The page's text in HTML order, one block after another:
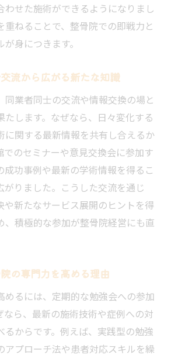
わせた施術ができるようになりまし
重ねることで、整骨院での即戦力と
身につきます。
流から広がる新たな知識
同業者同士の交流や情報交換の場と
たします。なぜなら、日々変化する
に関する最新情報を共有し合えるか
でのセミナーや意見交換会に参加す
成功事例や最新の学術情報を得るこ
がりました。こうした交流を通じ
や新たなサービス展開のヒントを得
、積極的な参加が整骨院経営にも直
の専門力を高める理由
めるには、定期的な勉強会への参加
なら、最新の施術技術や症例への対
るからです。例えば、実践型の勉強
アプローチ法や患者対応スキルを繰